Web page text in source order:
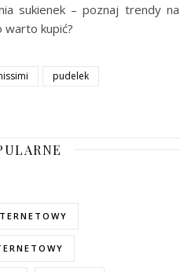
sukienek – poznaj trendy na
kupić?
pudelek